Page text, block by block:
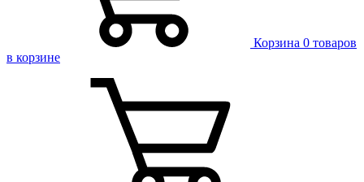
Корзина 0 товаров
в корзине